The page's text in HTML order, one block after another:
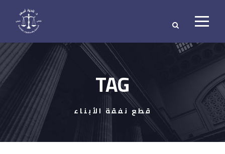
TAG
قطع نفقة الأبناء